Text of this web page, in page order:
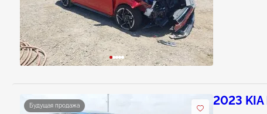
Будущая продажа 2023 KIA